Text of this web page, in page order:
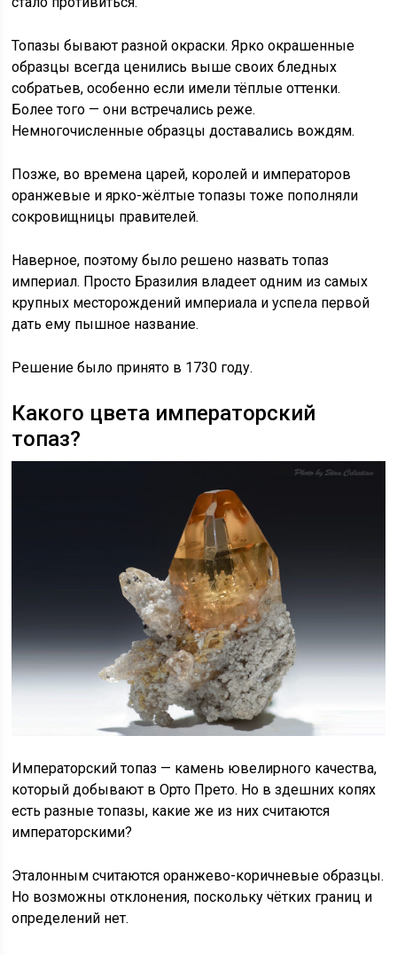
Топазы бывают разной окраски. Ярко окрашенные
образцы всегда ценились выше своих бледных
собратьев, особенно если имели тёплые оттенки.
Более того — они встречались реже.
Немногочисленные образцы доставались вождям.
Позже, во времена царей, королей и императоров
оранжевые и ярко-жёлтые топазы тоже пополняли
сокровищницы правителей.
Наверное, поэтому было решено назвать топаз
империал. Просто Бразилия владеет одним из самых
крупных месторождений империала и успела первой
дать ему пышное название.
Решение было принято в 1730 году.
Какого цвета императорский
топаз?
Императорский топаз — камень ювелирного качества,
который добывают в Орто Прето. Но в здешних копях
есть разные топазы, какие же из них считаются
императорскими?
Эталонным считаются оранжево-коричневые образцы.
Но возможны отклонения, поскольку чётких границ и
определений нет.